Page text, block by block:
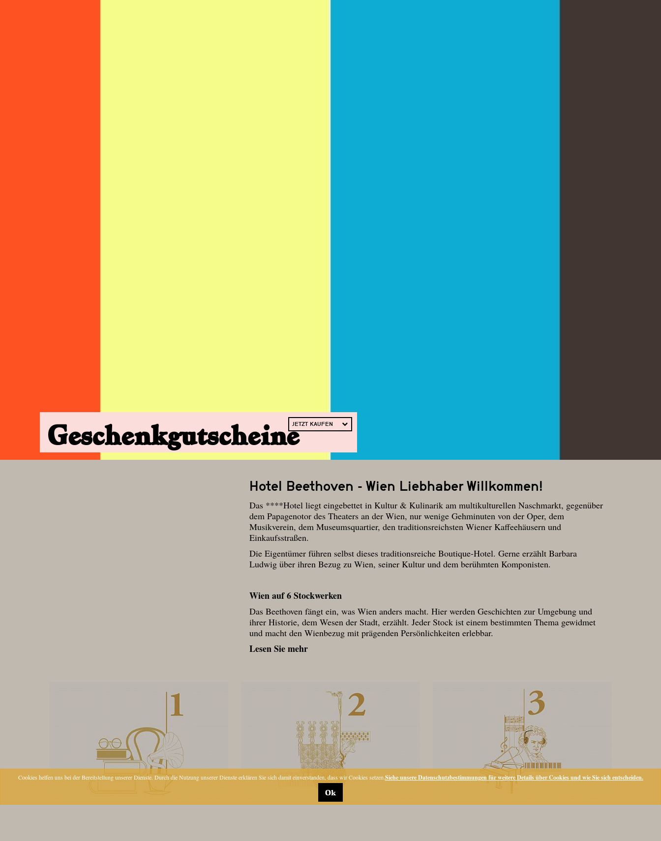
Cookies helfen uns bei der Bereitstellung unserer Dienste. Durch die Nutzung unserer Dienste erklären Sie sich damit einverstanden, dass wir Cookies setzen.Siehe unsere Datenschutzbestimmungen für weitere Details über Cookies und wie Sie sich entscheiden.
Ok
GeschenkgutscheineJETZT KAUFEN
Hotel Beethoven - Wien Liebhaber Willkommen!
Das ****Hotel liegt eingebettet in Kultur & Kulinarik am multikulturellen Naschmarkt, gegenüber
dem Papagenotor des Theaters an der Wien, nur wenige Gehminuten von der Oper, dem
Musikverein, dem Museumsquartier, den traditionsreichsten Wiener Kaffeehäusern und
Einkaufsstraßen.
Die Eigentümer führen selbst dieses traditionsreiche Boutique-Hotel. Gerne erzählt Barbara
Ludwig über ihren Bezug zu Wien, seiner Kultur und dem berühmten Komponisten.
Wien auf 6 Stockwerken
Das Beethoven fängt ein, was Wien anders macht. Hier werden Geschichten zur Umgebung und
ihrer Historie, dem Wesen der Stadt, erzählt. Jeder Stock ist einem bestimmten Thema gewidmet
und macht den Wienbezug mit prägenden Persönlichkeiten erlebbar.
Lesen Sie mehr